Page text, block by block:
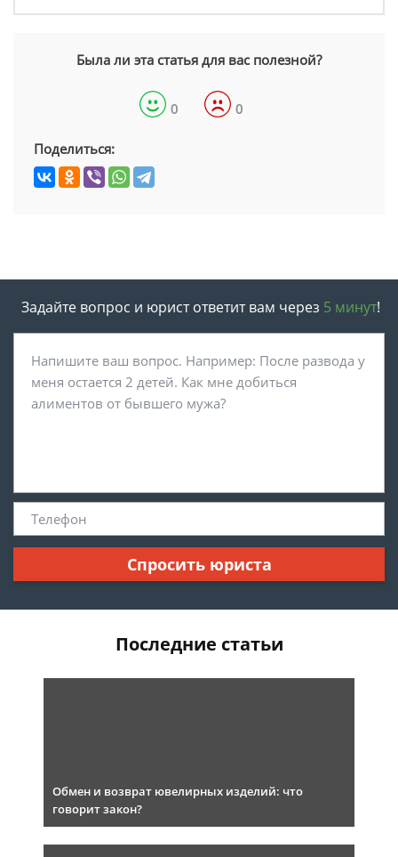
Была ли эта статья для вас полезной?
0 0
Поделиться:
Задайте вопрос и юрист ответит вам через 5 минут!
Спросить юриста
Последние статьи
Обмен и возврат ювелирных изделий: что
говорит закон?